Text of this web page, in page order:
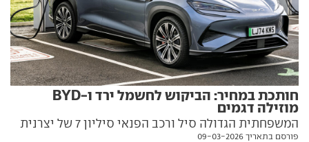
חותכת במחיר: הביקוש לחשמל ירד ו-BYD
מוזילה דגמים
המשפחתית הגדולה סיל ורכב הפנאי סיליון 7 של יצרנית
פורסם בתאריך 09-03-2026